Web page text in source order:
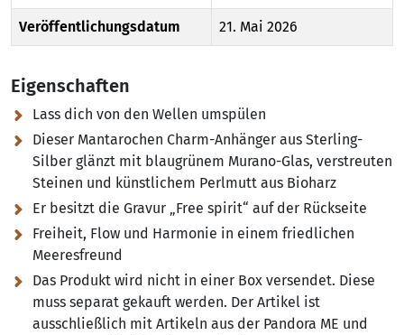
Veröffentlichungsdatum 21. Mai 2026
Eigenschaften
Lass dich von den Wellen umspülen
Dieser Mantarochen Charm-Anhänger aus Sterling-
Silber glänzt mit blaugrünem Murano-Glas, verstreuten
Steinen und künstlichem Perlmutt aus Bioharz
Er besitzt die Gravur „Free spirit“ auf der Rückseite
Freiheit, Flow und Harmonie in einem friedlichen
Meeresfreund
Das Produkt wird nicht in einer Box versendet. Diese
muss separat gekauft werden. Der Artikel ist
ausschließlich mit Artikeln aus der Pandora ME und